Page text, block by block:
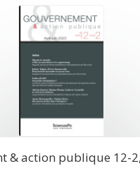
& action publique 12-